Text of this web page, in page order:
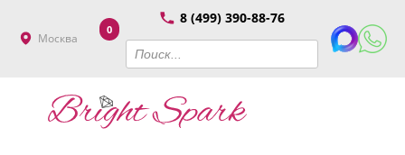
Москва
8 (499) 390-88-76
0